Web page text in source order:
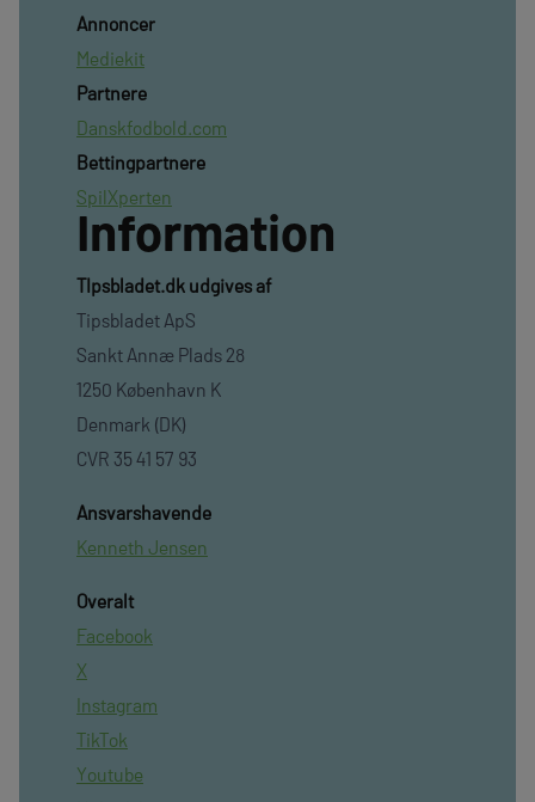
Annoncer
Mediekit
Partnere
Danskfodbold.com
Bettingpartnere
SpilXperten
Information
TIpsbladet.dk udgives af
Tipsbladet ApS
Sankt Annæ Plads 28
1250 København K
Denmark (DK)
CVR 35 41 57 93
Ansvarshavende
Kenneth Jensen
Overalt
Facebook
X
Instagram
TikTok
Youtube